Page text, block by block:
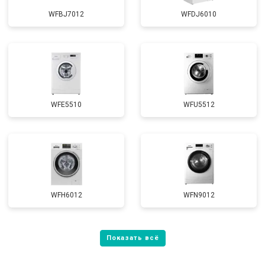
WFBJ7012 WFDJ6010
WFE5510 WFU5512
WFH6012 WFN9012